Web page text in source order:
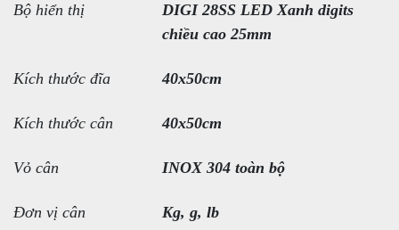
Bộ hiển thị
DIGI 28SS LED Xanh digits
chiều cao 25mm
Kích thước đĩa 40x50cm
Kích thước cân 40x50cm
Vỏ cân INOX 304 toàn bộ
Đơn vị cân Kg, g, lb